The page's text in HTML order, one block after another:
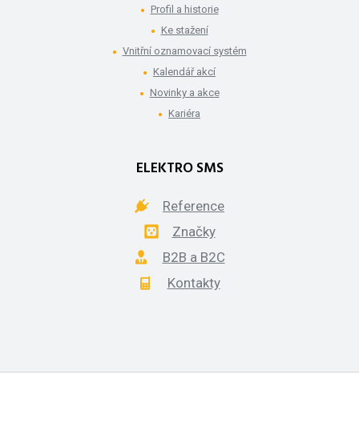
Profil a historie
Ke stažení
Vnitřní oznamovací systém
Kalendář akcí
Novinky a akce
Kariéra
ELEKTRO SMS
Reference
Značky
B2B a B2C
Kontakty